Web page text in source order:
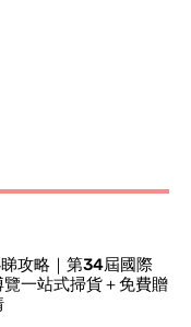
攻略｜第34屆國際
一站式掃貨＋免費贈